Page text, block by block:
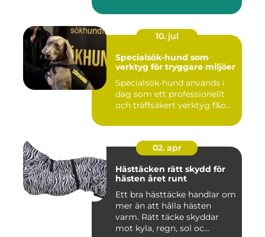
10. jul
Specialsök-hund som
verktyg för tryggare miljöer
Specialsök-hund används i
dag som ett professionellt
och träffsäkert verktyg f&o...
02. apr
Hästtäcken rätt skydd för
hästen året runt
Ett bra hästtäcke handlar om
mer än att hålla hästen
varm. Rätt täcke skyddar
mot kyla, regn, sol oc...